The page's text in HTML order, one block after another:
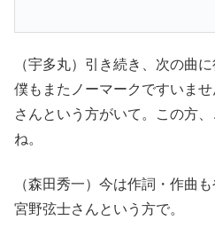
（宇多丸）引き続き、次の曲
僕もまたノーマークですいま
さんという方がいて。この方
ね。
（森田秀一）今は作詞・作曲
宮野弦士さんという方で。